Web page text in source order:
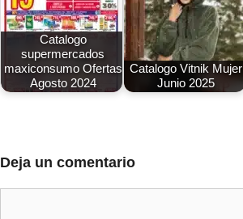
Catalogo
supermercados
maxiconsumo Ofertas
Agosto 2024
Catalogo Vitnik Mujer
Junio 2025
Deja un comentario